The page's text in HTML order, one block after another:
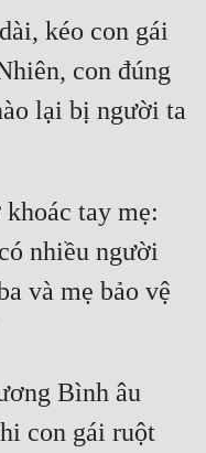
kéo con gái
con đúng
lại bị người ta
tay mẹ:
nhiều người
và mẹ bảo vệ
Bình âu
con gái ruột